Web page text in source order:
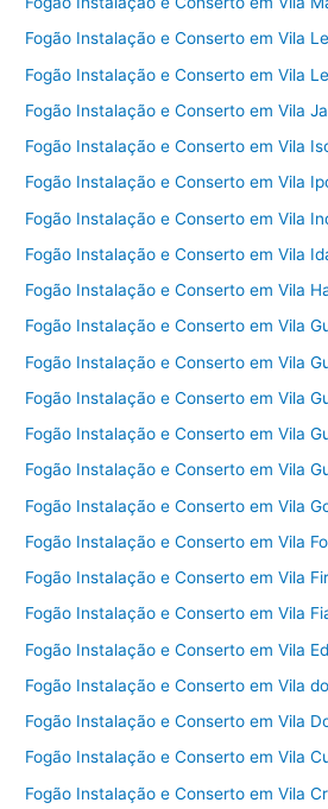
Fogão Instalação e Conserto em Vila
Fogão Instalação e Conserto em Vila
Fogão Instalação e Conserto em Vila
Fogão Instalação e Conserto em Vila
Fogão Instalação e Conserto em Vila
Fogão Instalação e Conserto em Vila
Fogão Instalação e Conserto em Vila
Fogão Instalação e Conserto em Vila
Fogão Instalação e Conserto em Vila
Fogão Instalação e Conserto em Vila
Fogão Instalação e Conserto em Vila
Fogão Instalação e Conserto em Vila
Fogão Instalação e Conserto em Vila
Fogão Instalação e Conserto em Vila
Fogão Instalação e Conserto em Vila
Fogão Instalação e Conserto em Vila
Fogão Instalação e Conserto em Vila
Fogão Instalação e Conserto em Vila
Fogão Instalação e Conserto em Vila
Fogão Instalação e Conserto em Vila
Fogão Instalação e Conserto em Vila
Fogão Instalação e Conserto em Vila